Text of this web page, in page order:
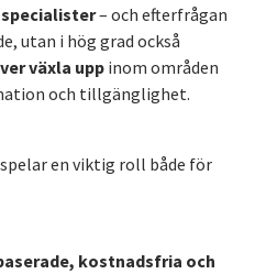
– och efterfrågan
utan i hög grad också
växla upp inom områden
och tillgänglighet.
en viktig roll både för
kostnadsfria och